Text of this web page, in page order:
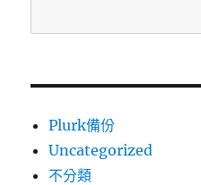
Plurk備份
Uncategorized
不分類